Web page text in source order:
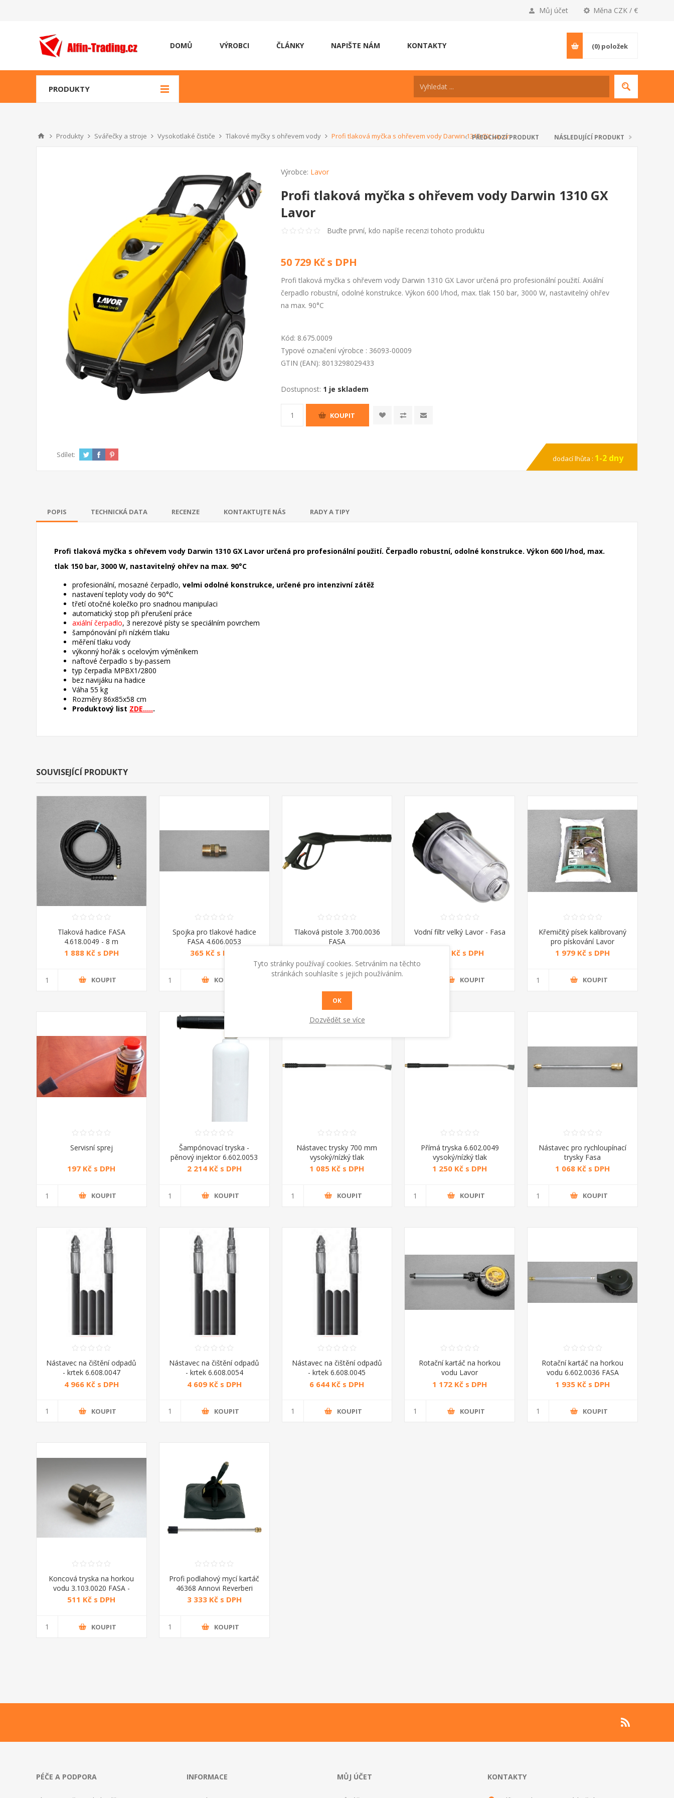
Měna CZK / €
Můj účet
DOMŮ VÝROBCI ČLÁNKY NAPIŠTE NÁM KONTAKTY (0) položek
PRODUKTY
Produkty Svářečky a stroje Vysokotlaké čističe Tlakové myčky s ohřevem vody Profi tlaková myčka s ohřevem vody Darwin 1310 GX Lavor
PŘEDCHOZÍ PRODUKT NÁSLEDUJÍCÍ PRODUKT
Výrobce: Lavor
Profi tlaková myčka s ohřevem vody Darwin 1310 GX
Lavor
Buďte první, kdo napíše recenzi tohoto produktu
50 729 Kč s DPH
Profi tlaková myčka s ohřevem vody Darwin 1310 GX Lavor určená pro profesionální použití. Axiální
čerpadlo robustní, odolné konstrukce. Výkon 600 l/hod, max. tlak 150 bar, 3000 W, nastavitelný ohřev
na max. 90°C
Kód: 8.675.0009
Typové označení výrobce : 36093-00009
GTIN (EAN): 8013298029433
Dostupnost: 1 je skladem
KOUPIT
Sdílet: dodací lhůta : 1-2 dny
POPIS TECHNICKÁ DATA RECENZE KONTAKTUJTE NÁS RADY A TIPY
Profi tlaková myčka s ohřevem vody Darwin 1310 GX Lavor určená pro profesionální použití. Čerpadlo robustní, odolné konstrukce. Výkon 600 l/hod, max.
tlak 150 bar, 3000 W, nastavitelný ohřev na max. 90°C
profesionální, mosazné čerpadlo, velmi odolné konstrukce, určené pro intenzivní zátěž
nastavení teploty vody do 90°C
třetí otočné kolečko pro snadnou manipulaci
automatický stop při přerušení práce
axiální čerpadlo, 3 nerezové písty se speciálním povrchem
šampónování při nízkém tlaku
měření tlaku vody
výkonný hořák s ocelovým výměníkem
naftové čerpadlo s by-passem
typ čerpadla MPBX1/2800
bez navijáku na hadice
Váha 55 kg
Rozměry 86x85x58 cm
Produktový list ZDE......
SOUVISEJÍCÍ PRODUKTY
Tlaková hadice FASA
4.618.0049 - 8 m
1 888 Kč s DPH
KOUPIT
Spojka pro tlakové hadice
FASA 4.606.0053
365 Kč s DPH
KOUPIT
Tlaková pistole 3.700.0036
FASA
KOUPIT
Vodní filtr velký Lavor - Fasa
419 Kč s DPH
KOUPIT
Křemičitý písek kalibrovaný
pro pískování Lavor
1 979 Kč s DPH
KOUPIT
Servisní sprej
197 Kč s DPH
KOUPIT
Šampónovací tryska -
pěnový injektor 6.602.0053
2 214 Kč s DPH
KOUPIT
Nástavec trysky 700 mm
vysoký/nízký tlak
1 085 Kč s DPH
KOUPIT
Přímá tryska 6.602.0049
vysoký/nízký tlak
1 250 Kč s DPH
KOUPIT
Nástavec pro rychloupínací
trysky Fasa
1 068 Kč s DPH
KOUPIT
Nástavec na čištění odpadů
- krtek 6.608.0047
horkovodní
4 966 Kč s DPH
KOUPIT
Nástavec na čištění odpadů
- krtek 6.608.0054
horkovodní
4 609 Kč s DPH
KOUPIT
Nástavec na čištění odpadů
- krtek 6.608.0045
horkovodní
6 644 Kč s DPH
KOUPIT
Rotační kartáč na horkou
vodu Lavor
1 172 Kč s DPH
KOUPIT
Rotační kartáč na horkou
vodu 6.602.0036 FASA
1 935 Kč s DPH
KOUPIT
Koncová tryska na horkou
vodu 3.103.0020 FASA -
Lavor
511 Kč s DPH
KOUPIT
Profi podlahový mycí kartáč
46368 Annovi Reverberi
3 333 Kč s DPH
KOUPIT
PÉČE A PODPORA INFORMACE MŮJ ÚČET KONTAKTY
Tyto stránky používají cookies. Setrváním na těchto
stránkách souhlasíte s jejich používáním.
OK
Dozvědět se více